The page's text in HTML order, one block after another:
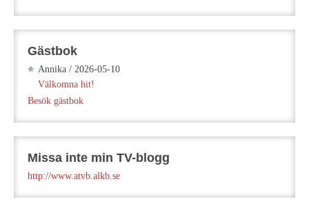
Gästbok
Annika / 2026-05-10
Välkomna hit!
Besök gästbok
Missa inte min TV-blogg
http://www.atvb.alkb.se